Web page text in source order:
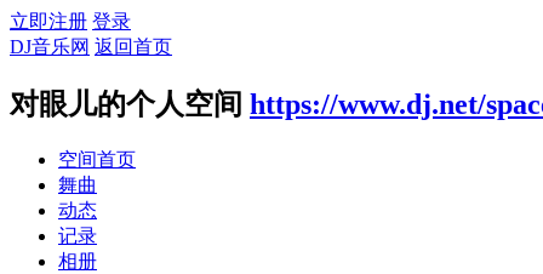
立即注册 登录
DJ音乐网 返回首页
对眼儿的个人空间 https://www.dj.net/
空间首页
舞曲
动态
记录
相册